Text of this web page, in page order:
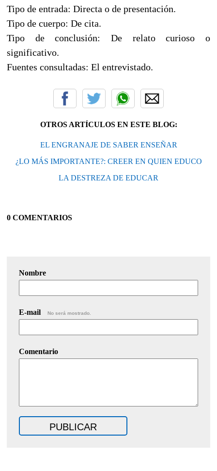
Tipo de entrada: Directa o de presentación.
Tipo de cuerpo: De cita.
Tipo de conclusión: De relato curioso o
significativo.
Fuentes consultadas: El entrevistado.
OTROS ARTÍCULOS EN ESTE BLOG:
EL ENGRANAJE DE SABER ENSEÑAR
¿LO MÁS IMPORTANTE?: CREER EN QUIEN EDUCO
LA DESTREZA DE EDUCAR
0 COMENTARIOS
Nombre
E-mail No será mostrado.
Comentario